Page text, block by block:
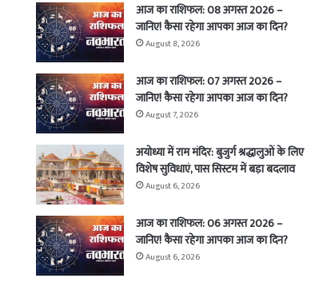
आज का राशिफल: 08 अगस्त 2026 –
जानिए! कैसा रहेगा आपका आज का दिन?
August 8, 2026
आज का राशिफल: 07 अगस्त 2026 –
जानिए! कैसा रहेगा आपका आज का दिन?
August 7, 2026
अयोध्या में राम मंदिर: बुजुर्ग श्रद्धालुओं के लिए
विशेष सुविधाएं, पास सिस्टम में बड़ा बदलाव
August 6, 2026
आज का राशिफल: 06 अगस्त 2026 –
जानिए! कैसा रहेगा आपका आज का दिन?
August 6, 2026